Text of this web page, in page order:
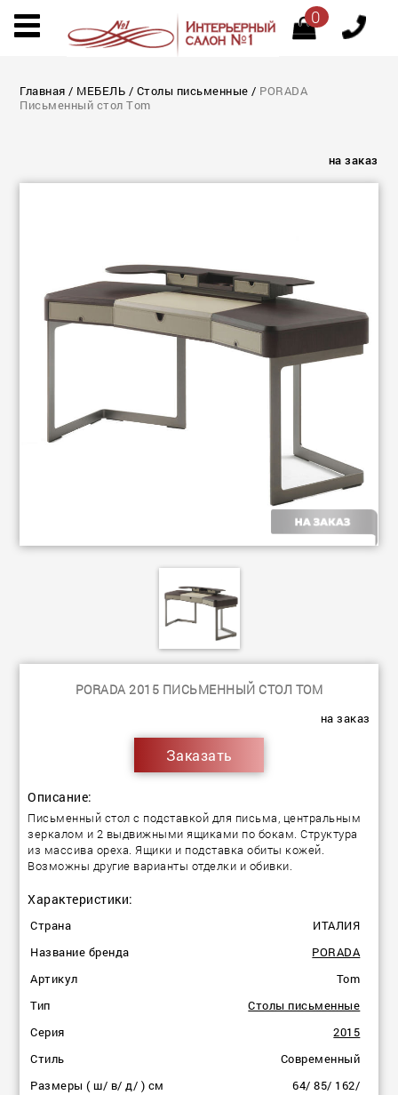
0
Главная / МЕБЕЛЬ / Столы письменные / PORADA
Письменный стол Tom
на заказ
PORADA 2015 ПИСЬМЕННЫЙ СТОЛ TOM
на заказ
Заказать
Описание:
Письменный стол с подставкой для письма, центральным
зеркалом и 2 выдвижными ящиками по бокам. Структура
из массива ореха. Ящики и подставка обиты кожей.
Возможны другие варианты отделки и обивки.
Характеристики:
Страна
ИТАЛИЯ
Название бренда
PORADA
Артикул
Tom
Тип
Столы письменные
Серия
2015
Стиль
Современный
Размеры ( ш/ в/ д/ ) см
64/ 85/ 162/